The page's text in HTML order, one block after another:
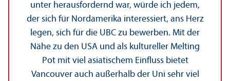
unter herausfordernd war, würde ich jedem,
der sich für Nordamerika interessiert, ans Herz
legen, sich für die UBC zu bewerben. Mit der
Nähe zu den USA und als kultureller Melting
Pot mit viel asiatischem Einfluss bietet
Vancouver auch außerhalb der Uni sehr viel